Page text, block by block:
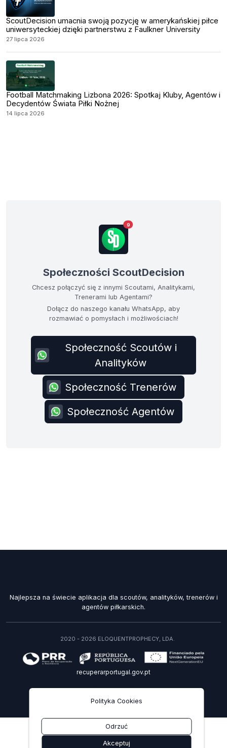
ScoutDecision umacnia swoją pozycję w amerykańskiej piłce
uniwersyteckiej dzięki partnerstwu z Faulkner University
27 lipca 2026
Football Matchmaking Lizbona 2026: Spotkaj Kluby, Agentów i
Decydentów Świata Piłki Nożnej
14 lipca 2026
9
Społeczności ScoutDecision
Chcesz połączyć się z innymi Scoutami, Analitykami,
Trenerami lub Agentami?
Dołącz do naszego kanału WhatsApp, aby
rozmawiać o pomysłach i możliwościach!
Społeczność Scoutów i
Analityków
Społeczność Trenerów
Społeczność Agentów
Polityka Cookies
Odrzuć
Akceptuj
Najlepsza na świecie aplikacja dla scoutów, analityków, trenerów i
agentów piłkarskich.
2020 - 2026 ELOQUENTPROPHECY, LDA.
recuperarportugal.gov.pt